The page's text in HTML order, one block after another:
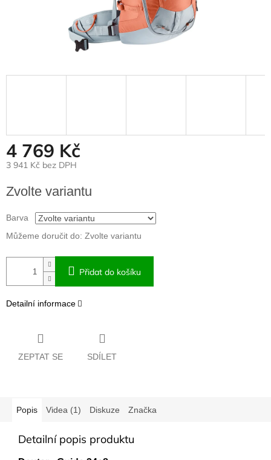
4 769 Kč
3 941 Kč bez DPH
cena:
Zvolte variantu
Barva
Můžeme doručit do: Zvolte variantu
Přidat do košíku
Detailní informace
ZEPTAT SE SDÍLET
Popis Videa (1) Diskuze Značka
Detailní popis produktu